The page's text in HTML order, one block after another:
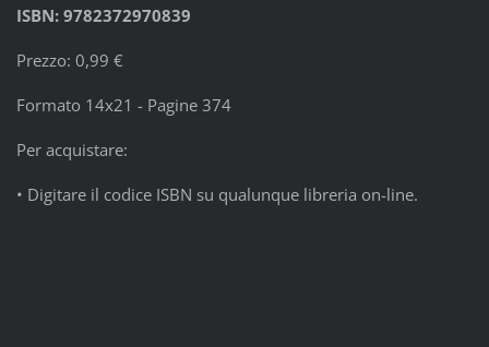
ISBN: 9782372970839
Prezzo: 0,99 €
Formato 14x21 - Pagine 374
Per acquistare:
• Digitare il codice ISBN su qualunque libreria on-line.